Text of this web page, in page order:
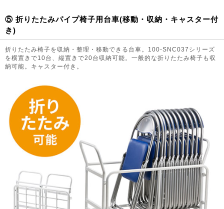
⑤ 折りたたみパイプ椅子用台車(移動・収納・キャスター付
き)
折りたたみ椅子を収納・整理・移動できる台車。100-SNC037シリーズ
を横置きで10台、縦置きで20台収納可能。一般的な折りたたみ椅子も収
納可能。キャスター付き。